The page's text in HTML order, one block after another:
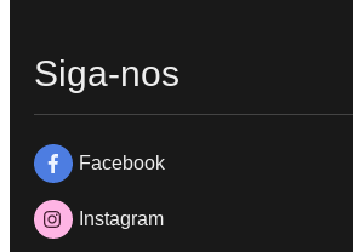
Siga-nos
Facebook
Instagram